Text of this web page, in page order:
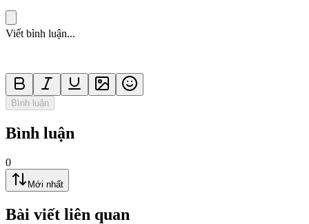
Viết bình luận...
Bình luận
Bình luận
0
Mới nhất
Bài viết liên quan